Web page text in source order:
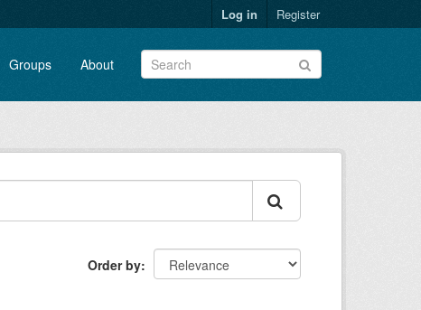
Log in Register
Groups About
Order by